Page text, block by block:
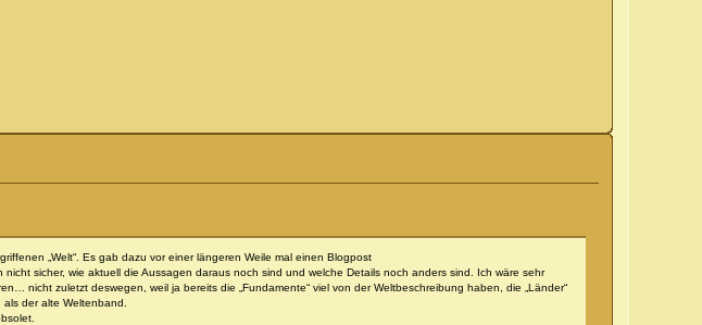
„Welt“. Es gab dazu vor einer längeren Weile mal einen Blogpost
nicht sicher, wie aktuell die Aussagen daraus noch sind und welche Details noch anders sind. Ich wäre sehr
nicht zuletzt deswegen, weil ja bereits die „Fundamente“ viel von der Weltbeschreibung haben, die „Länder“
der alte Weltenband.